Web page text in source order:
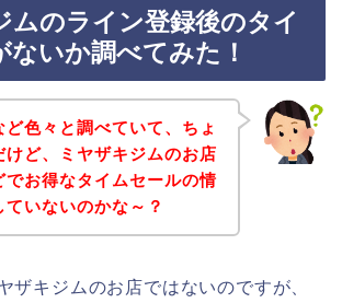
ムのライン登録後のタイ
ないか調べてみた！
ど色々と調べていて、ちょ
けど、ミヤザキジムのお店
でお得なタイムセールの情
いないのかな～？
ザキジムのお店ではないのですが、